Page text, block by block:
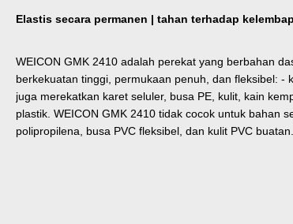
Elastis secara permanen | tahan terhadap
WEICON GMK 2410 adalah perekat yang berbahan
berkekuatan tinggi, permukaan penuh, dan fleksibel: -
juga merekatkan karet seluler, busa PE, kulit, kain
plastik. WEICON GMK 2410 tidak cocok untuk bahan
polipropilena, busa PVC fleksibel, dan kulit PVC buatan.